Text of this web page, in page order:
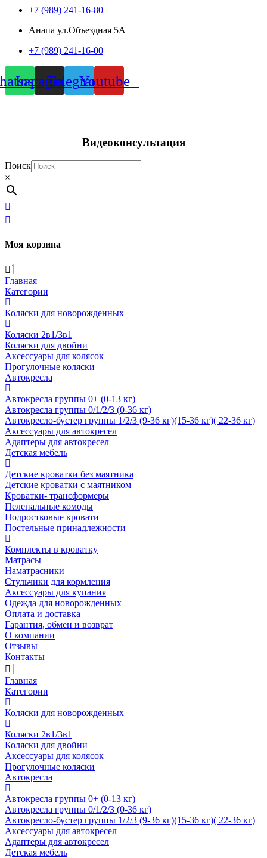
+7 (989) 241-16-80
Анапа ул.Объездная 5А
+7 (989) 241-16-00
InstagramTelegramYoutube
Видеоконсультация
Поиск
×
Моя корзина
Главная
Категории
Коляски для новорожденных
Коляски 2в1/3в1
Коляски для двойни
Аксессуары для колясок
Прогулочные коляски
Автокресла
Автокресла группы 0+ (0-13 кг)
Автокресла группы 0/1/2/3 (0-36 кг)
Автокресло-бустер группы 1/2/3 (9-36 кг)(15-36 кг)( 22-36 кг)
Аксессуары для автокресел
Адаптеры для автокресел
Детская мебель
Детские кроватки без маятника
Детские кроватки с маятником
Кроватки- трансформеры
Пеленальные комоды
Подростковые кровати
Постельные принадлежности
Комплекты в кроватку
Матрасы
Наматрасники
Стульчики для кормления
Аксессуары для купания
Одежда для новорожденных
Оплата и доставка
Гарантия, обмен и возврат
О компании
Отзывы
Контакты
Главная
Категории
Коляски для новорожденных
Коляски 2в1/3в1
Коляски для двойни
Аксессуары для колясок
Прогулочные коляски
Автокресла
Автокресла группы 0+ (0-13 кг)
Автокресла группы 0/1/2/3 (0-36 кг)
Автокресло-бустер группы 1/2/3 (9-36 кг)(15-36 кг)( 22-36 кг)
Аксессуары для автокресел
Адаптеры для автокресел
Детская мебель